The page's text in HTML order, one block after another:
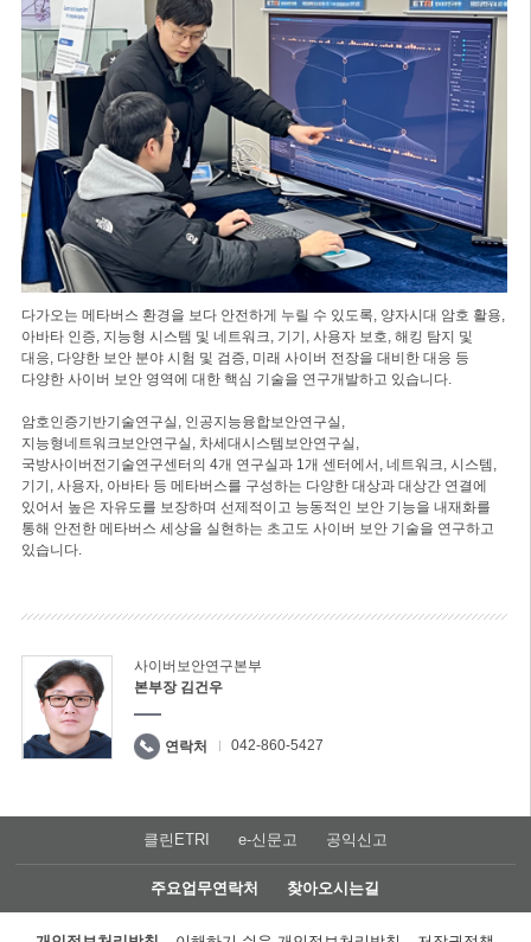
다가오는 메타버스 환경을 보다 안전하게 누릴 수 있도록, 양자시대 암호 활용,
아바타 인증, 지능형 시스템 및 네트워크, 기기, 사용자 보호, 해킹 탐지 및
대응, 다양한 보안 분야 시험 및 검증, 미래 사이버 전장을 대비한 대응 등
다양한 사이버 보안 영역에 대한 핵심 기술을 연구개발하고 있습니다.
암호인증기반기술연구실, 인공지능융합보안연구실,
지능형네트워크보안연구실, 차세대시스템보안연구실,
국방사이버전기술연구센터의 4개 연구실과 1개 센터에서, 네트워크, 시스템,
기기, 사용자, 아바타 등 메타버스를 구성하는 다양한 대상과 대상간 연결에
있어서 높은 자유도를 보장하며 선제적이고 능동적인 보안 기능을 내재화를
통해 안전한 메타버스 세상을 실현하는 초고도 사이버 보안 기술을 연구하고
있습니다.
사이버보안연구본부
본부장 김건우
연락처 042-860-5427
클린ETRI e-신문고 공익신고
주요업무연락처 찾아오시는길